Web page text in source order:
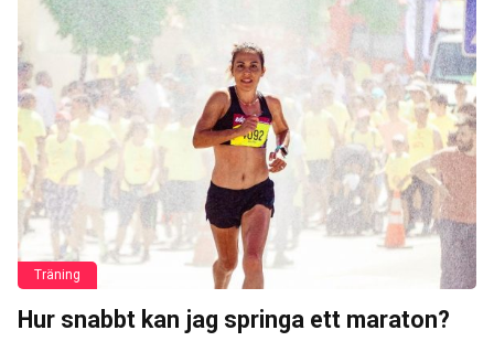
Träning
Hur snabbt kan jag springa ett maraton?